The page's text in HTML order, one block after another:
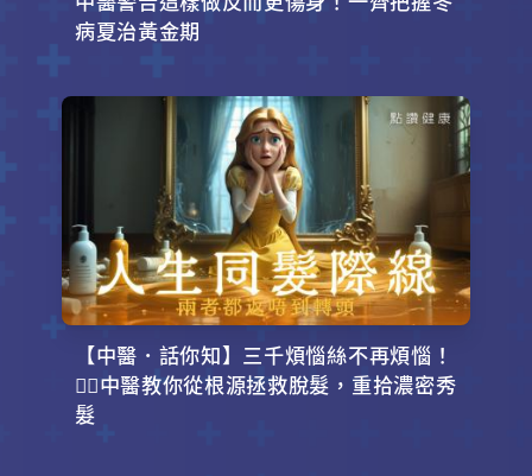
病夏治黃金期
【中醫．話你知】三千煩惱絲不再煩惱！
💇‍♂️中醫教你從根源拯救脫髮，重拾濃密秀
髮